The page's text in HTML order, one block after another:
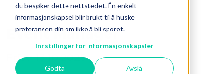
du besøker dette nettstedet. Én enkelt
informasjonskapsel blir brukt til å huske
preferansen din om ikke å bli sporet.
Innstillinger for informasjonskapsler
Godta Avslå
Event Manager
Frist: 13.10.2025